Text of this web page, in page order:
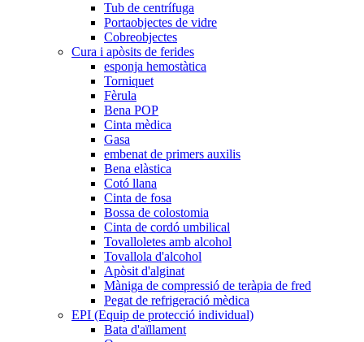
Tub de centrífuga
Portaobjectes de vidre
Cobreobjectes
Cura i apòsits de ferides
esponja hemostàtica
Torniquet
Fèrula
Bena POP
Cinta mèdica
Gasa
embenat de primers auxilis
Bena elàstica
Cotó llana
Cinta de fosa
Bossa de colostomia
Cinta de cordó umbilical
Tovalloletes amb alcohol
Tovallola d'alcohol
Apòsit d'alginat
Màniga de compressió de teràpia de fred
Pegat de refrigeració mèdica
EPI (Equip de protecció individual)
Bata d'aïllament